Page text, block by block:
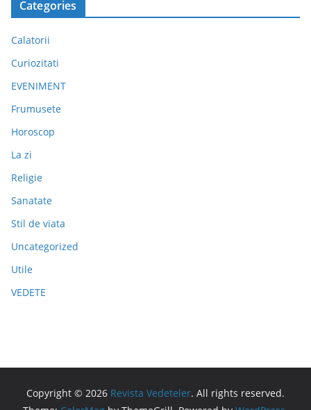
Categories
Calatorii
Curiozitati
EVENIMENT
Frumusete
Horoscop
La zi
Religie
Sanatate
Stil de viata
Uncategorized
Utile
VEDETE
Copyright © 2026 Revista Vedeteler. All rights reserved.